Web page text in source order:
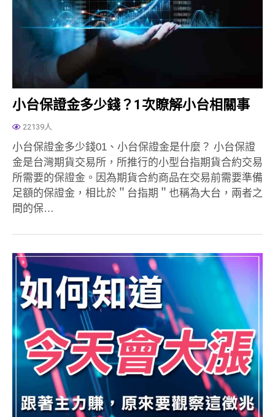
小台保證金多少錢？1次瞭解小台相關事
22139人
小台保證金多少錢01、小台保證金是什麼？ 小台保證
金是台灣期貨交易所，所推行的小型台指期貨合約交易
所需要的保證金。因為期貨合約商品在交易前需要準備
足額的保證金，相比於＂台指期＂也稱為大台，兩者之
間的保…